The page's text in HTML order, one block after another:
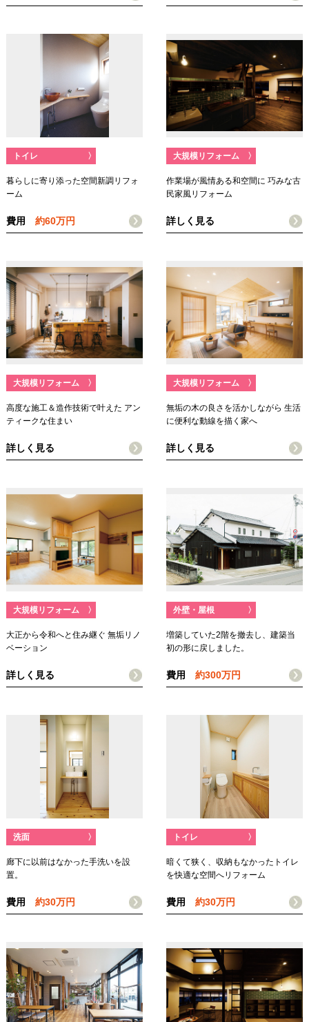
トイレ 〉
暮らしに寄り添った空間新調リフォ
ーム
費用 約60万円
大規模リフォーム 〉
作業場が風情ある和空間に 巧みな古
民家風リフォーム
詳しく見る
大規模リフォーム 〉
高度な施工＆造作技術で叶えた アン
ティークな住まい
詳しく見る
大規模リフォーム 〉
無垢の木の良さを活かしながら 生活
に便利な動線を描く家へ
詳しく見る
大規模リフォーム 〉
大正から令和へと住み継ぐ 無垢リノ
ベーション
詳しく見る
外壁・屋根 〉
増築していた2階を撤去し、建築当
初の形に戻しました。
費用約300万円
洗面 〉
廊下に以前はなかった手洗いを設
置。
費用 約30万円
トイレ 〉
暗くて狭く、収納もなかったトイレ
を快適な空間へリフォーム
費用約30万円